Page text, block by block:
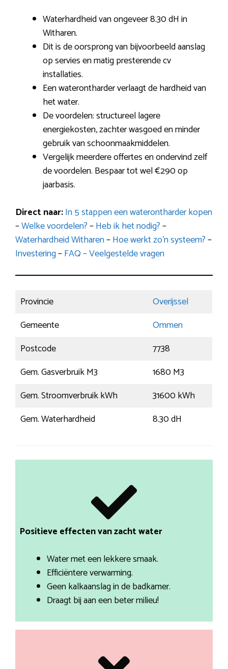
Waterhardheid van ongeveer 8.30 dH in
Witharen.
Dit is de oorsprong van bijvoorbeeld aanslag
op servies en matig presterende cv
installaties.
Een waterontharder verlaagt de hardheid van
het water.
De voordelen: structureel lagere
energiekosten, zachter wasgoed en minder
gebruik van schoonmaakmiddelen.
Vergelijk meerdere offertes en ondervind zelf
de voordelen. Bespaar tot wel €290 op
jaarbasis.
Direct naar:In 5 stappen een waterontharder kopen
–Welke voordelen?–Heb ik het nodig?–
Waterhardheid Witharen–Hoe werkt zo’n systeem?–
Investering–FAQ – Veelgestelde vragen
Provincie
Overijssel
Gemeente
Ommen
Postcode
7738
Gem. Gasverbruik M3
1680 M3
Gem. Stroomverbruik kWh
31600 kWh
Gem. Waterhardheid
8.30 dH
Positieve effecten van zacht water
Water met een lekkere smaak.
Efficiëntere verwarming.
Geen kalkaanslag in de badkamer.
Draagt bij aan een beter milieu!